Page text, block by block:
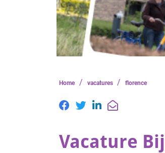
Home / vacatures / florence
Vacature